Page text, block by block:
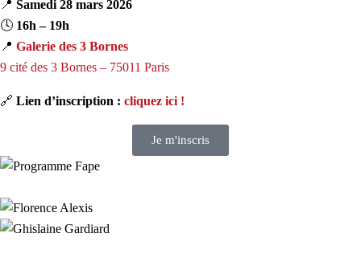
📍 Samedi 28 mars 2026
🕓 16h – 19h
📍 Galerie des 3 Bornes
9 cité des 3 Bornes – 75011 Paris
🔗 Lien d’inscription : cliquez ici !
Je m'inscris